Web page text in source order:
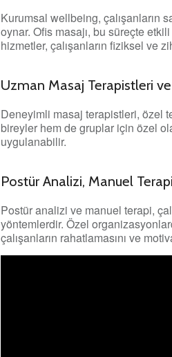
Kurumsal wellbeing, çalışanların
oynar. Ofis masajı, bu süreçte
hizmetler, çalışanların fiziksel ve
Uzman Masaj Terapistleri ve
Deneyimli masaj terapistleri, özel
bireyler hem de gruplar için özel
uygulanabilir.
Postür Analizi, Manuel
Postür analizi ve manuel terapi,
yöntemlerdir. Özel
çalışanların rahatlamasını ve